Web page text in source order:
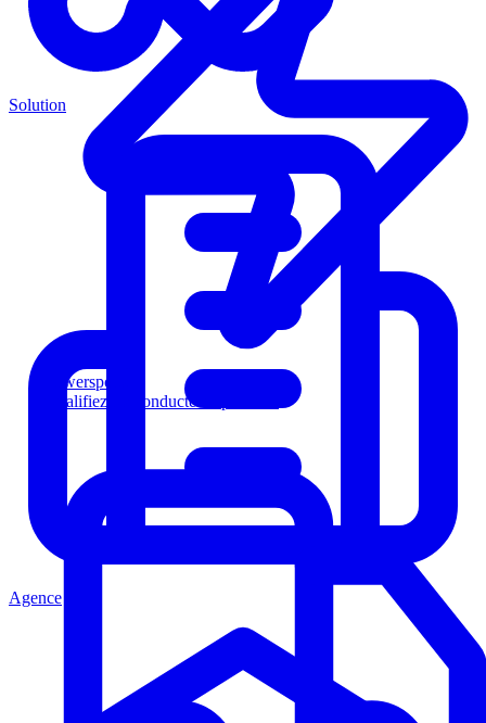
Powersports
Qualifiez les conducteurs plus vite
Solution
Agence